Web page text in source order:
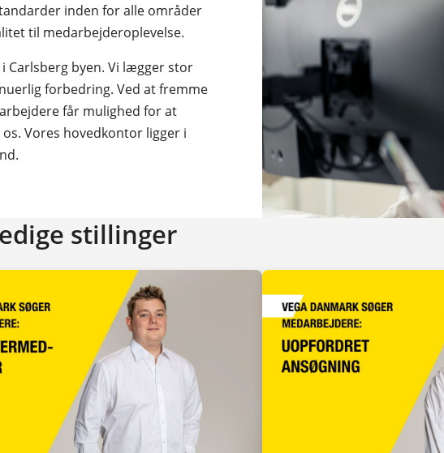
inden for alle områder
til medarbejderoplevelse.
Carlsberg byen. Vi lægger stor
forbedring. Ved at fremme
får mulighed for at
Vores hovedkontor ligger i
stillinger